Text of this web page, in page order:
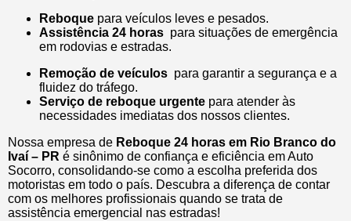
Reboque para veículos leves e pesados.
Assistência 24 horas para situações de emergência
em rodovias e estradas.
Remoção de veículos para garantir a segurança e a
fluidez do tráfego.
Serviço de reboque urgente para atender às
necessidades imediatas dos nossos clientes.
Nossa empresa de Reboque 24 horas em Rio Branco do
Ivaí – PR é sinônimo de confiança e eficiência em Auto
Socorro, consolidando-se como a escolha preferida dos
motoristas em todo o país. Descubra a diferença de contar
com os melhores profissionais quando se trata de
assistência emergencial nas estradas!